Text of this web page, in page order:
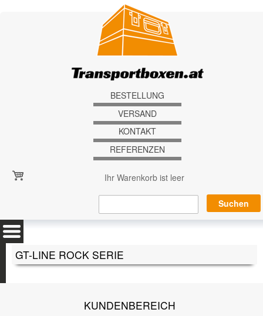
BESTELLUNG
VERSAND
KONTAKT
REFERENZEN
Ihr Warenkorb ist leer
GT-LINE ROCK SERIE
KUNDENBEREICH